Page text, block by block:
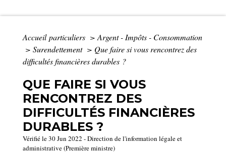
Accueil particuliers > Argent - Impôts - Consommation
> Surendettement > Que faire si vous rencontrez des
difficultés financières durables ?
QUE FAIRE SI VOUS
RENCONTREZ DES
DIFFICULTÉS FINANCIÈRES
DURABLES ?
Vérifié le 30 Jun 2022 - Direction de l'information légale et
administrative (Première ministre)